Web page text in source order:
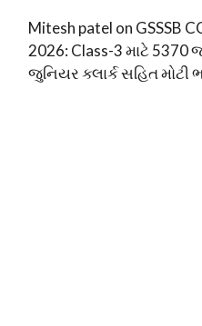
Mitesh patel on GSSSB
2026: Class-3 માટે
જુનિયર ક્લાર્ક સહિત મોટી